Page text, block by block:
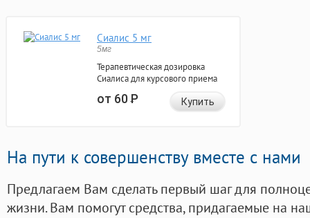
Сиалис 5 мг
5мг
Терапевтическая дозировка
Сиалиса для курсового приема
от 60Р Купить
На пути к совершенству вместе с нами
Предлагаем Вам сделать первый шаг для
жизни. Вам помогут средства, придагаемые на